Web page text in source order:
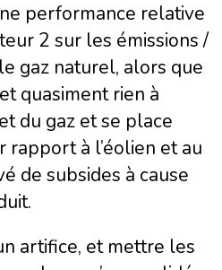
performance relative
2 sur les émissions /
gaz naturel, alors que
quasiment rien à
du gaz et se place
rapport à l’éolien et au
de subsides à cause
artifice, et mettre les